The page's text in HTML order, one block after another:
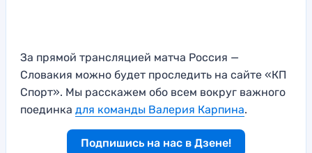
За прямой трансляцией матча Россия —
Словакия можно будет проследить на сайте «КП
Спорт». Мы расскажем обо всем вокруг важного
поединка для команды Валерия Карпина.
Подпишись на нас в Дзене!